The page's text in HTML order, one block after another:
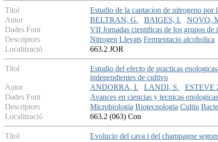
Títol
Estudio de la captacion de nitrogeno por
Autor
BELTRAN, G. BAIGES, I.
NOVO,
Dades Font
VII Jornadas cientificas de los grupos de
Descriptors
Nitrogen Llevats Fermentacio alcoholica
Localització
663.2 JOR
Títol
Estudio del efecto de practicas
independientes de cultivo
Autor
ANDORRA, I. LANDI, S.
ESTEVE
Dades Font
Avances en ciencias y tecnicas enologicas
Descriptors
Microbiologia Biotecnologia Cultiu
Localització
663.2 (063) Con
Títol
Evolucio del cava i del champagne